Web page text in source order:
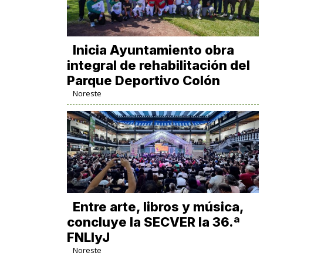
Inicia Ayuntamiento obra
integral de rehabilitación del
Parque Deportivo Colón
Noreste
Entre arte, libros y música,
concluye la SECVER la 36.ª
FNLIyJ
Noreste